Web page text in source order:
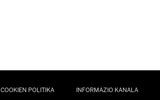
COOKIEN POLITIKA INFORMAZIO KANALA